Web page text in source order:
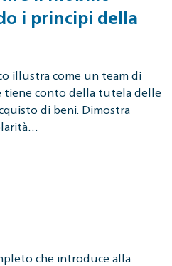
i principi della
illustra come un team di
conto della tutela delle
di beni. Dimostra
che introduce alla